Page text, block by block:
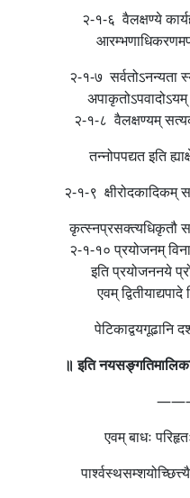
२-१-६ वैलक्षण्ये
२-१-७ सर्वतोऽनन्यता
२-१-८ वैलक्षण्यम्
तन्नोपपद्यत इति
२-१-९ क्षीरोदकादिकम्
कृत्स्नप्रसक्त्यधिकृतौ
२-१-१० प्रयोजनम्
इति प्रयोजननये
एवम्
पेटिकाद्वयगूढानि
॥ इति
एवम् बाधः